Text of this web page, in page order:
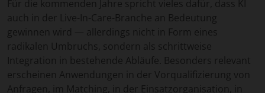
Für die kommenden Jahre spricht vieles dafür, dass KI
auch in der Live-In-Care-Branche an Bedeutung
gewinnen wird — allerdings nicht in Form eines
radikalen Umbruchs, sondern als schrittweise
Integration in bestehende Abläufe. Besonders relevant
erscheinen Anwendungen in der Vorqualifizierung von
Anfragen, im Matching, in der Einsatzorganisation, in